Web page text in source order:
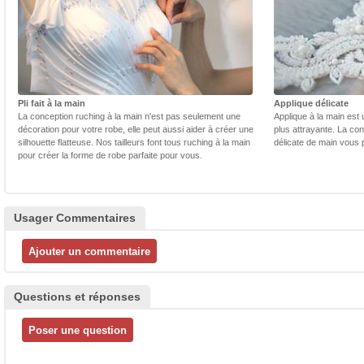
Pli fait à la main
La conception ruching à la main n'est pas seulement une
décoration pour votre robe, elle peut aussi aider à créer une
silhouette flatteuse. Nos tailleurs font tous ruching à la main
pour créer la forme de robe parfaite pour vous.
Applique délicate
Applique à la main est
plus attrayante. La
délicate de main vous
Usager Commentaires
Questions et réponses